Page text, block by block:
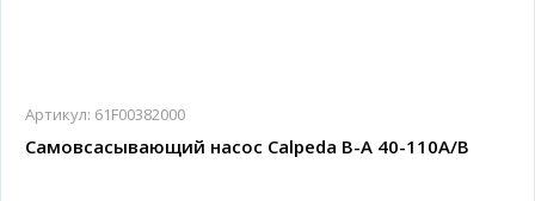
Артикул: 61F00382000
Самовсасывающий насос Calpeda B-A 40-110A/B